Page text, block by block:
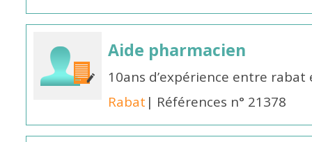
Aide pharmacien
10ans d’expérience entre
Rabat | Références n° 21378